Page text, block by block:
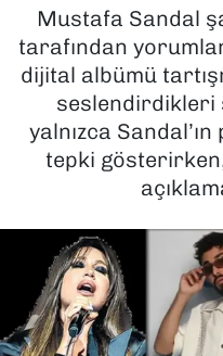
Mustafa Sandal
tarafından
dijital albümü
seslendirdikleri
yalnızca
tepki
KÜLTÜR SANAT
MAGAZİN
POLİTİKA
SAĞLIK
SPOR
TEKNOLOJİ
YAŞAM
Son Dakika
Haber Arşivi